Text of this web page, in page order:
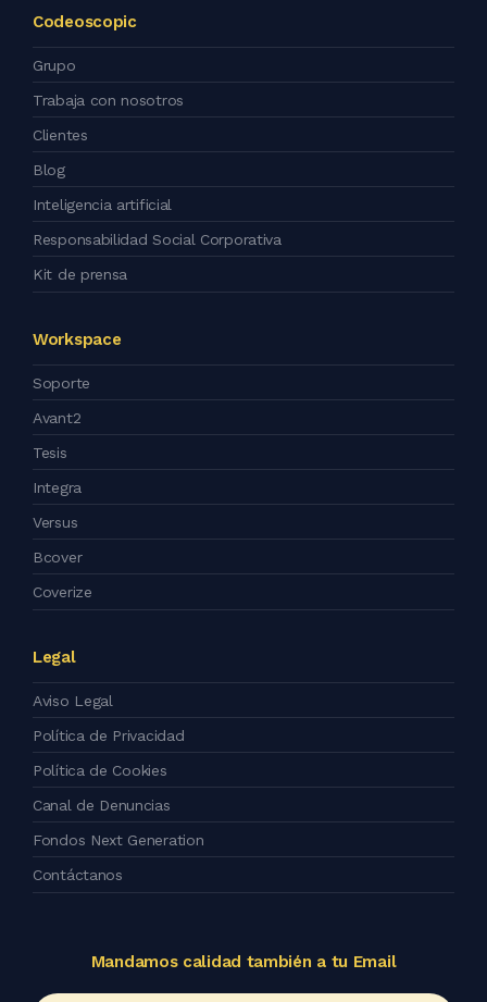
Codeoscopic
Grupo
Trabaja con nosotros
Clientes
Blog
Inteligencia artificial
Responsabilidad Social Corporativa
Kit de prensa
Workspace
Soporte
Avant2
Tesis
Integra
Versus
Bcover
Coverize
Legal
Aviso Legal
Política de Privacidad
Política de Cookies
Canal de Denuncias
Fondos Next Generation
Contáctanos
Mandamos calidad también a tu Email